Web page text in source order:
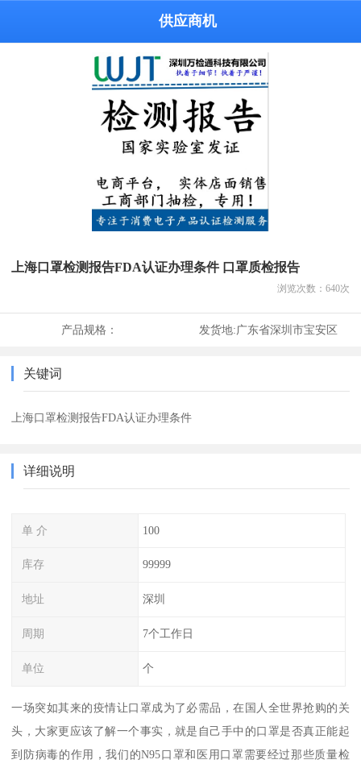
供应商机
上海口罩检测报告FDA认证办理条件 口罩质检报告
浏览次数： 640次
产品规格： 发货地:广东省深圳市宝安区
关键词
上海口罩检测报告FDA认证办理条件
详细说明
单 介 100
库存 99999
地址 深圳
周期 7个工作日
单位 个
一场突如其来的疫情让口罩成为了必需品，在国人全世界抢购的关
头，大家更应该了解一个事实，就是自己手中的口罩是否真正能起
到防病毒的作用，我们的N95口罩和医用口罩需要经过那些质量检